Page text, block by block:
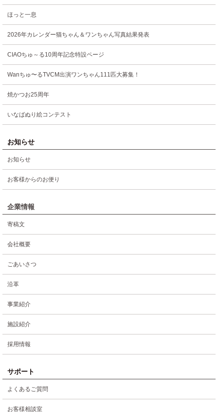
ほっと一息
2026年カレンダー猫ちゃん＆ワンちゃん写真結果発表
CIAOちゅ～る10周年記念特設ページ
Wanちゅ〜るTVCM出演ワンちゃん111匹大募集！
焼かつお25周年
いなばぬり絵コンテスト
お知らせ
お知らせ
お客様からのお便り
企業情報
寄稿文
会社概要
ごあいさつ
沿革
事業紹介
施設紹介
採用情報
サポート
よくあるご質問
お客様相談室